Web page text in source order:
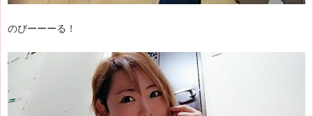
のびーーーる！